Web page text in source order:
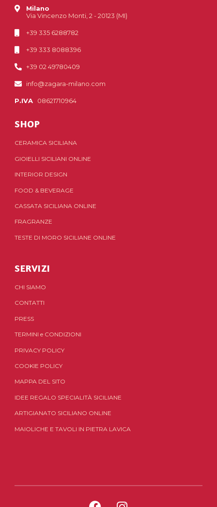
Milano
Via Vincenzo Monti, 2 - 20123 (MI)
+39 335 6288782
+39 333 8088396
+39 02 49780409
info@zagara-milano.com
P.IVA 08621710964
SHOP
CERAMICA SICILIANA
GIOIELLI SICILIANI ONLINE
INTERIOR DESIGN
FOOD & BEVERAGE
CASSATA SICILIANA ONLINE
FRAGRANZE
TESTE DI MORO SICILIANE ONLINE
SERVIZI
CHI SIAMO
CONTATTI
PRESS
TERMINI e CONDIZIONI
PRIVACY POLICY
COOKIE POLICY
MAPPA DEL SITO
IDEE REGALO SPECIALITÀ SICILIANE
ARTIGIANATO SICILIANO ONLINE
MAIOLICHE E TAVOLI IN PIETRA LAVICA